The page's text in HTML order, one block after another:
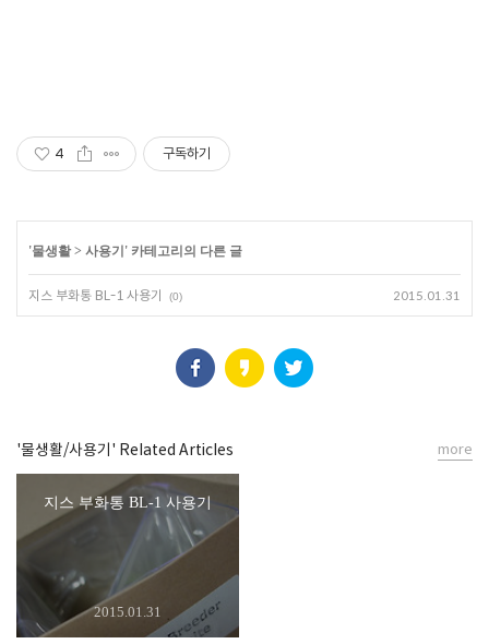
4 구독하기
'물생활> 사용기 ' 카테고리의 다른 글
지스 부화통 BL-1 사용기 (0) 2015.01.31
'물생활/사용기' Related Articles
지스 부화통 BL-1 사용기
2015.01.31
more